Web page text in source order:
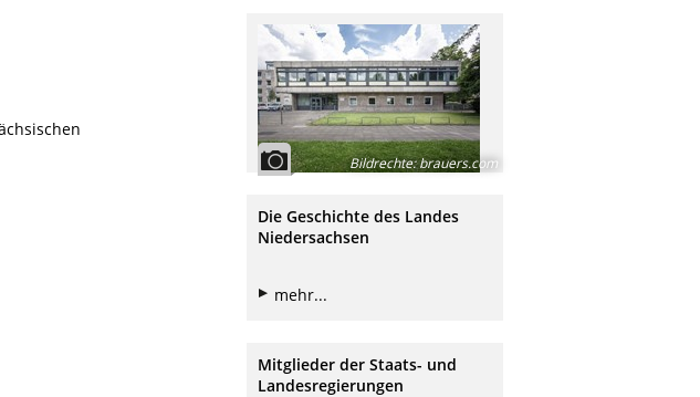
Bildrechte:brauers.com
Die Geschichte des Landes
Niedersachsen
mehr...
Mitglieder der Staats- und
Landesregierungen